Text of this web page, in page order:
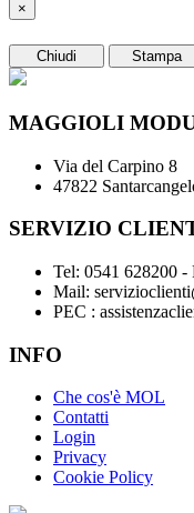
×
Chiudi Stampa
MAGGIOLI
Via del Carpino 8
47822
SERVIZIO
Tel: 0541 628200 -
Mail:
PEC :
INFO
Che cos'è MOL
Contatti
Login
Privacy
Cookie Policy